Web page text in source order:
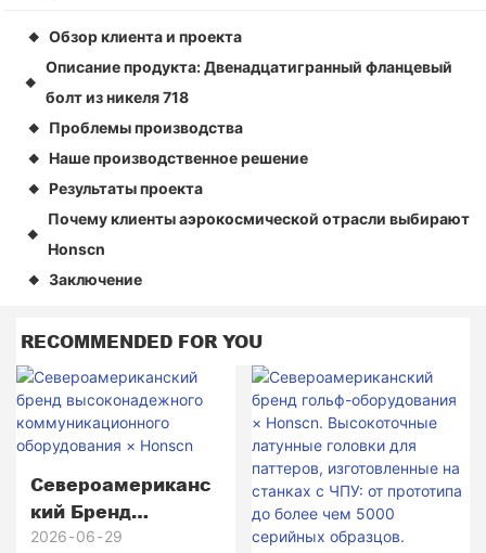
◆ Обзор клиента и проекта
◆
Описание продукта: Двенадцатигранный фланцевый
болт из никеля 718
◆ Проблемы производства
◆ Наше производственное решение
◆ Результаты проекта
◆
Почему клиенты аэрокосмической отрасли выбирают
Honscn
◆ Заключение
RECOMMENDED FOR YOU
Североамериканс
Кий Бренд
Высоконадежного
2026 06 29